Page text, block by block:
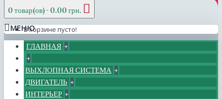
0 товар(ов) - 0.00 грн.
В корзине пусто!
МЕНЮ
ГЛАВНАЯ +
+
ВЫХЛОПНАЯ СИСТЕМА +
ДВИГАТЕЛЬ +
ИНТЕРЬЕР +